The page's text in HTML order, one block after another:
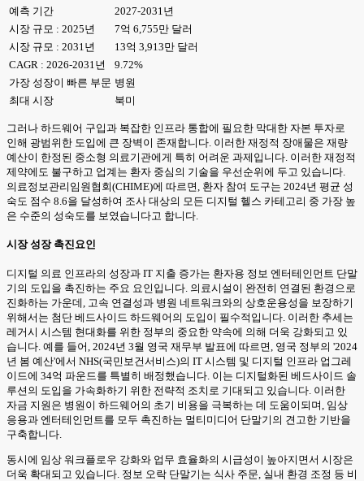
예측 기간
2027-2031년
시장 규모 : 2025년
7억 6,755만 달러
시장 규모 : 2031년
13억 3,913만 달러
CAGR : 2026-2031년
9.72%
가장 성장이 빠른 부문 병원
최대 시장
북미
그러나 하드웨어 구입과 복잡한 인프라 통합에 필요한 막대한 자본 투자로
인해 광범위한 도입에 큰 장벽이 존재합니다. 이러한 재정적 장애물은 재량
예산이 한정된 중소형 의료기관에게 특히 어려운 과제입니다. 이러한 재정적
제약에도 불구하고 업계는 환자 중심의 기술을 우선순위에 두고 있습니다.
의료정보관리임원협회(CHIME)에 따르면, 환자 참여 도구는 2024년 평균 성
숙도 점수 8.6을 달성하여 조사 대상의 모든 디지털 헬스 카테고리 중 가장 높
은 수준의 성숙도를 보였습니다고 합니다.
시장 성장 촉진요인
디지털 의료 인프라의 성장과 IT 지출 증가는 환자용 정보 엔터테인먼트 단말
기의 도입을 촉진하는 주요 요인입니다. 의료시설이 완전히 연결된 환경으로
진화하는 가운데, 고속 연결성과 병원 네트워크와의 상호운용성을 보장하기
위해서는 첨단 베드사이드 하드웨어의 도입이 필수적입니다. 이러한 추세는
레거시 시스템 현대화를 위한 정부의 중요한 약속에 의해 더욱 강화되고 있
습니다. 예를 들어, 2024년 3월 영국 재무부 발표에 따르면, 영국 정부의 '2024
년 봄 예산'에서 NHS(국민보건서비스)의 IT 시스템 및 디지털 인프라 업그레
이드에 34억 파운드를 특별히 배정했습니다. 이는 디지털화된 베드사이드 솔
루션의 도입을 가속화하기 위한 전략적 조치로 기대되고 있습니다. 이러한
자금 지원은 병원이 하드웨어의 초기 비용을 극복하는 데 도움이되며, 임상
응용과 엔터테인먼트를 모두 촉진하는 멀티미디어 단말기의 견고한 기반을
구축합니다.
동시에 임상 워크플로우 강화와 업무 효율화의 시급성이 높아지면서 시장은
더욱 확대되고 있습니다. 정보 오락 단말기는 식사 주문, 실내 환경 조정 등 비